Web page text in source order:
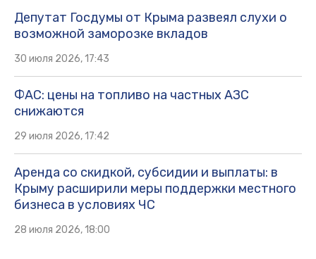
Депутат Госдумы от Крыма развеял слухи о
возможной заморозке вкладов
30 июля 2026, 17:43
ФАС: цены на топливо на частных АЗС
снижаются
29 июля 2026, 17:42
Аренда со скидкой, субсидии и выплаты: в
Крыму расширили меры поддержки местного
бизнеса в условиях ЧС
28 июля 2026, 18:00